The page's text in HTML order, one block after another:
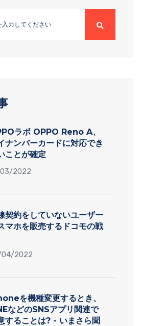
ラボ OPPO Reno A、
ナンバーカードに対応でき
ことが確定
2022
契約をしていないユーザー
マホを販売するドコモの戦
2022
を機種変更するとき、
などのSNSアプリ関連で
することは? - いまさら聞